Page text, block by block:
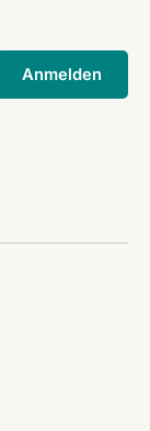
Anmelden